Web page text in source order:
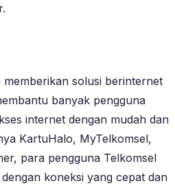
memberikan solusi berinternet
banyak pengguna
internet dengan mudah dan
KartuHalo, MyTelkomsel,
para pengguna Telkomsel
koneksi yang cepat dan